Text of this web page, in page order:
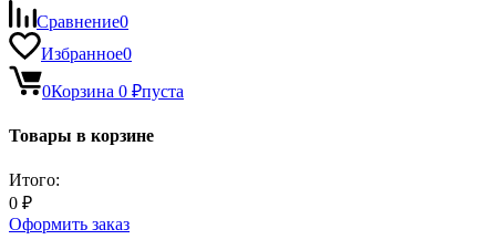
Сравнение0
Избранное0
0Корзина 0 ₽пуста
Товары в корзине
Итого:
0 ₽
Оформить заказ